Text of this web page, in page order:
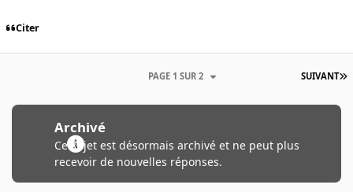
Citer
SUIVANT
PAGE 1 SUR 2
Archivé
Ce sujet est désormais archivé et ne peut plus
recevoir de nouvelles réponses.